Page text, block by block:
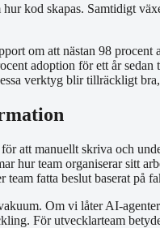
kod skapas. Samtidigt
om att nästan 98 procent
adoption för ett år
verktyg blir tillräckligt
att manuellt skriva och
hur team organiserar sitt
fatta beslut baserat på
Om vi låter AI-
För utvecklarteam